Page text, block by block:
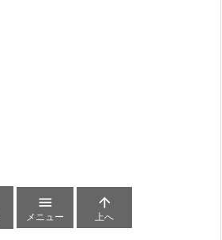

メニュー

上へ